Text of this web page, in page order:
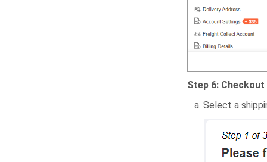
Step 6: Checkout
a. Select a